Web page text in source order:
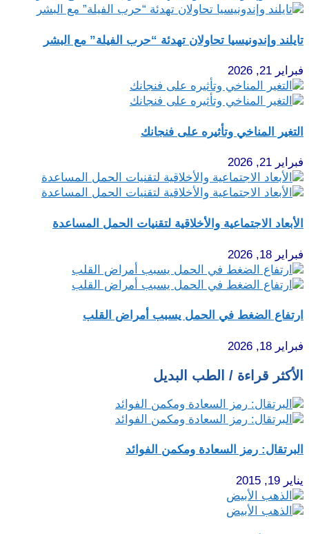
تايلند وإندونيسيا تحاولان تهدئة “حرب الفيلة” مع البشر
فبراير 21, 2026
التغير المناخي وتأثيره على فنجانك
فبراير 21, 2026
الأبعاد الاجتماعية والأخلاقية لتقنيات الحمل المساعدة
فبراير 18, 2026
ارتفاع الضغط في الحمل يسبب أمراض القلب
فبراير 18, 2026
الأكثر قراءة / الطب البديل
البرتقال: رمز السعادة ومكمن الفوائد
يناير 19, 2015